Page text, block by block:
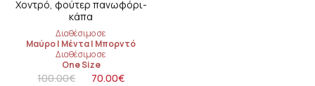
Χοντρό, φούτερ πανωφόρι-
κάπα
Διαθέσιμο σε
Μαύρο| Μέντα| Μπορντό
Διαθέσιμο σε
One Size
100.00€ 70.00€